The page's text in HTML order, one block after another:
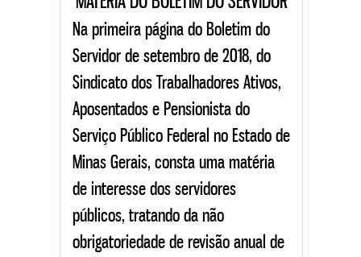
Na primeira página do Boletim do
Servidor de setembro de 2018, do
Sindicato dos Trabalhadores Ativos,
Aposentados e Pensionista do
Serviço Público Federal no Estado de
Minas Gerais, consta uma matéria
de interesse dos servidores
públicos, tratando da não
obrigatoriedade de revisão anual de